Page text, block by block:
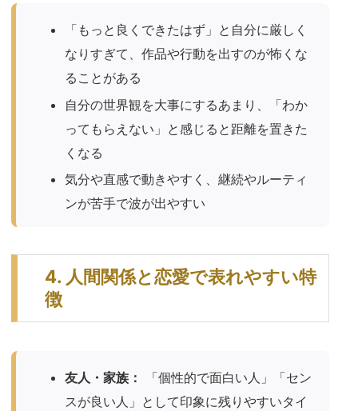
「もっと良くできたはず」と自分に厳しく
なりすぎて、作品や行動を出すのが怖くな
ることがある
自分の世界観を大事にするあまり、「わか
ってもらえない」と感じると距離を置きた
くなる
気分や直感で動きやすく、継続やルーティ
ンが苦手で波が出やすい
4. 人間関係と恋愛で表れやすい特
徴
友人・家族：
「個性的で面白い人」「セン
スが良い人」として印象に残りやすいタイ